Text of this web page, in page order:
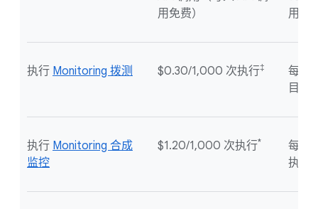
用免费）
用
执行 Monitoring 拨测 $0.30/1,000 次执行‡
每个
目
执行 Monitoring 合成
监控
$1.20/1,000 次执行*
每个
执行